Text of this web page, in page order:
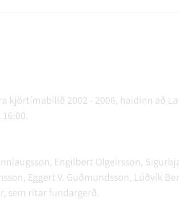
kjörtímabilið 2002 - 2006, haldinn að
Engilbert Olgeirsson,
Eggert V. Guðmundsson, Lúðvík
sem ritar fundargerð.